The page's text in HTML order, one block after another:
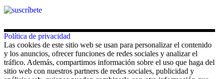
Política de privacidad
Las cookies de este sitio web se usan para personalizar el contenido
y los anuncios, ofrecer funciones de redes sociales y analizar el
tráfico. Además, compartimos información sobre el uso que haga del
sitio web con nuestros partners de redes sociales, publicidad y